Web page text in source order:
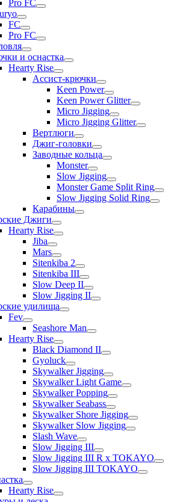
Pro FC
FC
Pro FC
и оснастка
Hearty Rise
Ассист-крючки
Keen Power
Keen Power Glitter
Micro Jigging
Micro Jigging Glitter
Вертлюги
Джиг-головки
Заводные кольца
Monster
Slow Jigging
Monster Game Split Ring
Slow Jigging Solid Ring
Карабины
Джиги
Hearty Rise
Jiba
Mars
Sitenkiba 2
Sitenkiba III
Slow Deep II
Slow Jigging II
удилища
Fev
Seashore Man
Hearty Rise
Black Diamond II
Gyoluck
Skywalker Jigging
Skywalker Light Game
Skywalker Popping
Skywalker Seabass
Skywalker Shore Jigging
Skywalker Slow Jigging
Slash Wave
Slow Jigging III
Slow Jigging III R x TOKAYO
Slow Jigging III TOKAYO
Hearty Rise